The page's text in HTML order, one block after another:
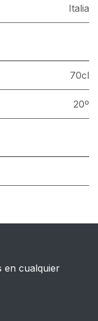
Italia
70cl
20º
en cualquier